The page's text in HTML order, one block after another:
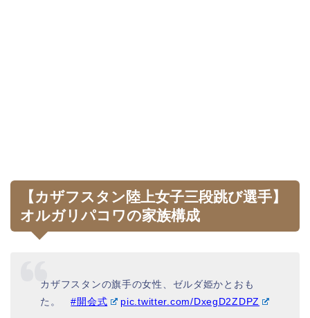
【カザフスタン陸上女子三段跳び選手】
オルガリパコワの家族構成
カザフスタンの旗手の女性、ゼルダ姫かとおも
た。#開会式 pic.twitter.com/DxegD2ZDPZ